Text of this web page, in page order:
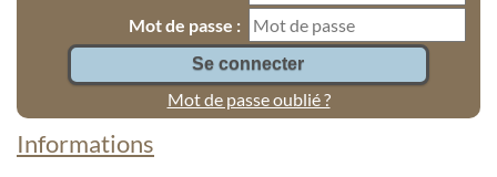
Mot de passe :
Mot de passe oublié ?
Informations